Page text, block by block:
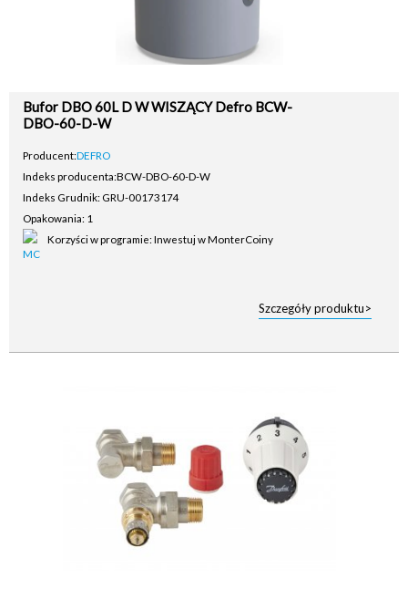
Bufor DBO 60L D W WISZĄCY Defro BCW-
DBO-60-D-W
Producent:DEFRO
Indeks producenta:BCW-DBO-60-D-W
Indeks Grudnik: GRU-00173174
Opakowania: 1
Korzyści w programie: Inwestuj w MonterCoiny
Szczegóły produktu>